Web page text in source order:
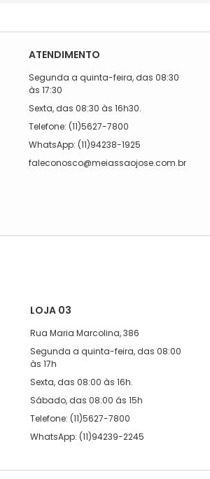
ATENDIMENTO
Segunda a quinta-feira, das 08:30
às 17:30
Sexta, das 08:30 às 16h30.
Telefone: (11)5627-7800
WhatsApp: (11)94238-1925
faleconosco@meiassaojose.com.br
LOJA 03
Rua Maria Marcolina, 386
Segunda a quinta-feira, das 08:00
às 17h
Sexta, das 08:00 às 16h.
Sábado, das 08:00 ás 15h
Telefone: (11)5627-7800
WhatsApp: (11)94239-2245